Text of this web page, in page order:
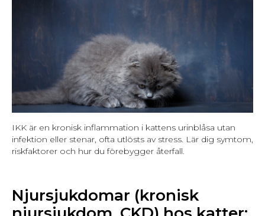
IKK är en kronisk inflammation i kattens urinblåsa utan
infektion eller stenar, ofta utlösts av stress. Lär dig symtom,
riskfaktorer och hur du förebygger återfall.
Njursjukdomar (kronisk